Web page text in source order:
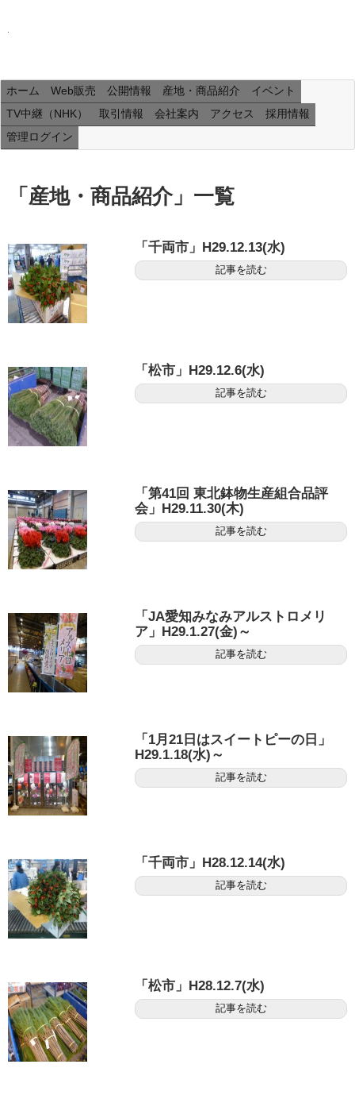
ホーム Web販売 公開情報 産地・商品紹介
イベント
TV中継（NHK）
取引情報 会社案内 アクセス
採用情報
管理ログイン
「 産地・商品紹介」 一覧
「千両市」H29.12.13(水)
記事を読む
「松市」H29.12.6(水)
記事を読む
「第41回 東北鉢物生産組合品評
会」H29.11.30(木)
記事を読む
「JA愛知みなみアルストロメリ
ア」H29.1.27(金)～
記事を読む
「1月21日はスイートピーの日」
H29.1.18(水)～
記事を読む
「千両市」H28.12.14(水)
記事を読む
「松市」H28.12.7(水)
記事を読む